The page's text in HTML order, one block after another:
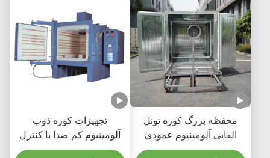
محفظه بزرگ کوره تونل
القایی آلومینیوم عمودی
تجهیزات کوره ذوب
آلومینیوم کم صدا با کنترل
PLC